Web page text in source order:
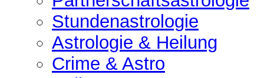
Stundenastrologie
Astrologie & Heilung
Crime & Astro